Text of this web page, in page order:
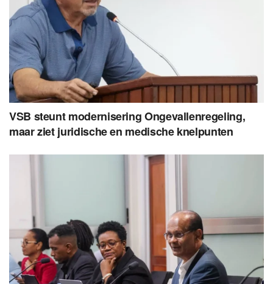
VSB steunt modernisering Ongevallenregeling,
maar ziet juridische en medische knelpunten